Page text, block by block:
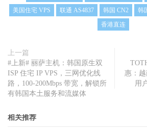
美国住宅 VPS
联通 AS4837 韩国 CN2 韩
香港直连
上一篇
#上新# 丽萨主机：韩国原生双
ISP 住宅 IP VPS，三网优化线
路，100-200Mbps 带宽，解锁所
有韩国本土服务和流媒体
惠：
用
相关推荐